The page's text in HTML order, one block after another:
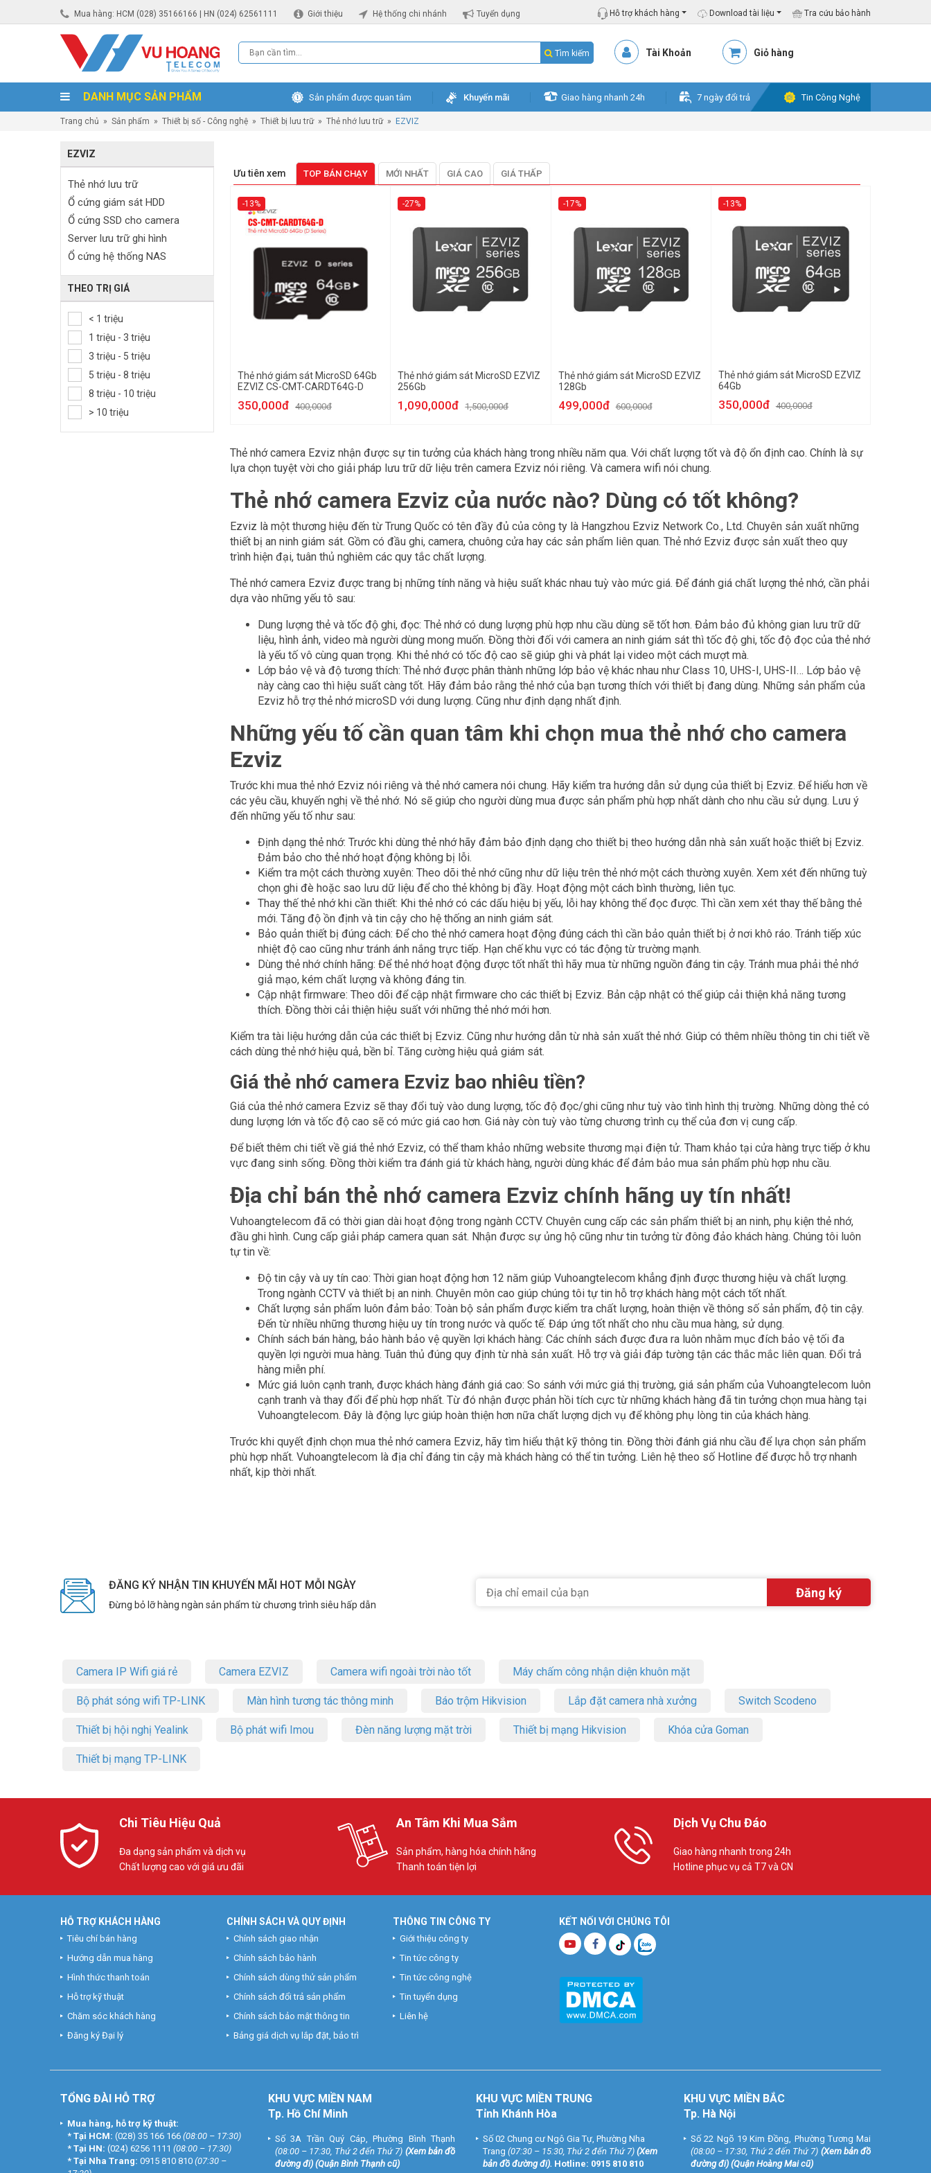
Mua hàng: HCM (028) 35166166 | HN (024) 62561111 Giới thiệu Hệ thống chi nhánh Tuyển dụng Hỗ trợ khách hàng Download tài liệu Tra cứu bảo hành
Tìm kiếm Tài Khoản Giỏ hàng
DANH MỤC SẢN PHẨM Sản phẩm được quan tâm Khuyến mãi Giao hàng nhanh 24h 7 ngày đổi trả Tin Công Nghệ
Trang chủ » Sản phẩm » Thiết bị số - Công nghệ » Thiết bị lưu trữ » Thẻ nhớ lưu trữ » EZVIZ
EZVIZ
Thẻ nhớ lưu trữ
Ổ cứng giám sát HDD
Ổ cứng SSD cho camera
Server lưu trữ ghi hình
Ổ cứng hệ thống NAS
THEO TRỊ GIÁ
< 1 triệu
1 triệu - 3 triệu
3 triệu - 5 triệu
5 triệu - 8 triệu
8 triệu - 10 triệu
> 10 triệu
Ưu tiên xem TOP BÁN CHẠY MỚI NHẤT GIÁ CAO GIÁ THẤP
-13%
Thẻ nhớ giám sát MicroSD 64Gb
EZVIZ CS-CMT-CARDT64G-D
350,000đ 400,000đ
-27%
Thẻ nhớ giám sát MicroSD EZVIZ
256Gb
1,090,000đ 1,500,000đ
-17%
Thẻ nhớ giám sát MicroSD EZVIZ
128Gb
499,000đ 600,000đ
-13%
Thẻ nhớ giám sát MicroSD EZVIZ
64Gb
350,000đ 400,000đ
Thẻ nhớ camera Ezviz nhận được sự tin tưởng của khách hàng trong nhiều năm qua. Với chất lượng tốt và độ ổn định cao. Chính là sự
lựa chọn tuyệt vời cho giải pháp lưu trữ dữ liệu trên camera Ezviz nói riêng. Và camera wifi nói chung.
Thẻ nhớ camera Ezviz của nước nào? Dùng có tốt không?
Ezviz là một thương hiệu đến từ Trung Quốc có tên đầy đủ của công ty là Hangzhou Ezviz Network Co., Ltd. Chuyên sản xuất những
thiết bị an ninh giám sát. Gồm có đầu ghi, camera, chuông cửa hay các sản phẩm liên quan. Thẻ nhớ Ezviz được sản xuất theo quy
trình hiện đại, tuân thủ nghiêm các quy tắc chất lượng.
Thẻ nhớ camera Ezviz được trang bị những tính năng và hiệu suất khác nhau tuỳ vào mức giá. Để đánh giá chất lượng thẻ nhớ, cần phải
dựa vào những yếu tô sau:
Dung lượng thẻ và tốc độ ghi, đọc: Thẻ nhớ có dung lượng phù hợp nhu cầu dùng sẽ tốt hơn. Đảm bảo đủ không gian lưu trữ dữ
liệu, hình ảnh, video mà người dùng mong muốn. Đồng thời đối với camera an ninh giám sát thì tốc độ ghi, tốc độ đọc của thẻ nhớ
là yếu tố vô cùng quan trọng. Khi thẻ nhớ có tốc độ cao sẽ giúp ghi và phát lại video một cách mượt mà.
Lớp bảo vệ và độ tương thích: Thẻ nhớ được phân thành những lớp bảo vệ khác nhau như Class 10, UHS-I, UHS-II… Lớp bảo vệ
này càng cao thì hiệu suất càng tốt. Hãy đảm bảo rằng thẻ nhớ của bạn tương thích với thiết bị đang dùng. Những sản phẩm của
Ezviz hỗ trợ thẻ nhớ microSD với dung lượng. Cũng như định dạng nhất định.
Những yếu tố cần quan tâm khi chọn mua thẻ nhớ cho camera
Ezviz
Trước khi mua thẻ nhớ Ezviz nói riêng và thẻ nhớ camera nói chung. Hãy kiểm tra hướng dẫn sử dụng của thiết bị Ezviz. Để hiểu hơn về
các yêu cầu, khuyến nghị về thẻ nhớ. Nó sẽ giúp cho người dùng mua được sản phẩm phù hợp nhất dành cho nhu cầu sử dụng. Lưu ý
đến những yếu tố như sau:
Định dạng thẻ nhớ: Trước khi dùng thẻ nhớ hãy đảm bảo định dạng cho thiết bị theo hướng dẫn nhà sản xuất hoặc thiết bị Ezviz.
Đảm bảo cho thẻ nhớ hoạt động không bị lỗi.
Kiểm tra một cách thường xuyên: Theo dõi thẻ nhớ cũng như dữ liệu trên thẻ nhớ một cách thường xuyên. Xem xét đến những tuỳ
chọn ghi đè hoặc sao lưu dữ liệu để cho thẻ không bị đầy. Hoạt động một cách bình thường, liên tục.
Thay thế thẻ nhớ khi cần thiết: Khi thẻ nhớ có các dấu hiệu bị yếu, lỗi hay không thể đọc được. Thì cần xem xét thay thế bằng thẻ
mới. Tăng độ ồn định và tin cậy cho hệ thống an ninh giám sát.
Bảo quản thiết bị đúng cách: Để cho thẻ nhớ camera hoạt động đúng cách thì cần bảo quản thiết bị ở nơi khô ráo. Tránh tiếp xúc
nhiệt độ cao cũng như tránh ánh nắng trực tiếp. Hạn chế khu vực có tác động từ trường mạnh.
Dùng thẻ nhớ chính hãng: Để thẻ nhớ hoạt động được tốt nhất thì hãy mua từ những nguồn đáng tin cậy. Tránh mua phải thẻ nhớ
giả mạo, kém chất lượng và không đáng tin.
Cập nhật firmware: Theo dõi để cập nhật firmware cho các thiết bị Ezviz. Bản cập nhật có thể giúp cải thiện khả năng tương
thích. Đồng thời cải thiện hiệu suất với những thẻ nhớ mới hơn.
Kiểm tra tài liệu hướng dẫn của các thiết bị Ezviz. Cũng như hướng dẫn từ nhà sản xuất thẻ nhớ. Giúp có thêm nhiều thông tin chi tiết về
cách dùng thẻ nhớ hiệu quả, bền bỉ. Tăng cường hiệu quả giám sát.
Giá thẻ nhớ camera Ezviz bao nhiêu tiền?
Giá của thẻ nhớ camera Ezviz sẽ thay đổi tuỳ vào dung lượng, tốc độ đọc/ghi cũng như tuỳ vào tình hình thị trường. Những dòng thẻ có
dung lượng lớn và tốc độ cao sẽ có mức giá cao hơn. Giá này còn tuỳ vào từng chương trình cụ thể của đơn vị cung cấp.
Để biết thêm chi tiết về giá thẻ nhớ Ezviz, có thể tham khảo những website thương mại điện tử. Tham khảo tại cửa hàng trực tiếp ở khu
vực đang sinh sống. Đồng thời kiểm tra đánh giá từ khách hàng, người dùng khác để đảm bảo mua sản phẩm phù hợp nhu cầu.
Địa chỉ bán thẻ nhớ camera Ezviz chính hãng uy tín nhất!
Vuhoangtelecom đã có thời gian dài hoạt động trong ngành CCTV. Chuyên cung cấp các sản phẩm thiết bị an ninh, phụ kiện thẻ nhớ,
đầu ghi hình. Cung cấp giải pháp camera quan sát. Nhận được sự ủng hộ cũng như tin tưởng từ đông đảo khách hàng. Chúng tôi luôn
tự tin về:
Độ tin cậy và uy tín cao: Thời gian hoạt động hơn 12 năm giúp Vuhoangtelecom khẳng định được thương hiệu và chất lượng.
Trong ngành CCTV và thiết bị an ninh. Chuyên môn cao giúp chúng tôi tự tin hỗ trợ khách hàng một cách tốt nhất.
Chất lượng sản phẩm luôn đảm bảo: Toàn bộ sản phẩm được kiểm tra chất lượng, hoàn thiện về thông số sản phẩm, độ tin cậy.
Đến từ nhiều những thương hiệu uy tín trong nước và quốc tế. Đáp ứng tốt nhất cho nhu cầu mua hàng, sử dụng.
Chính sách bán hàng, bảo hành bảo vệ quyền lợi khách hàng: Các chính sách được đưa ra luôn nhằm mục đích bảo vệ tối đa
quyền lợi người mua hàng. Tuân thủ đúng quy định từ nhà sản xuất. Hỗ trợ và giải đáp tường tận các thắc mắc liên quan. Đổi trả
hàng miễn phí.
Mức giá luôn cạnh tranh, được khách hàng đánh giá cao: So sánh với mức giá thị trường, giá sản phẩm của Vuhoangtelecom luôn
cạnh tranh và thay đổi để phù hợp nhất. Từ đó nhận được phản hồi tích cực từ những khách hàng đã tin tưởng chọn mua hàng tại
Vuhoangtelecom. Đây là động lực giúp hoàn thiện hơn nữa chất lượng dịch vụ để không phụ lòng tin của khách hàng.
Trước khi quyết định chọn mua thẻ nhớ camera Ezviz, hãy tìm hiểu thật kỹ thông tin. Đồng thời đánh giá nhu cầu để lựa chọn sản phẩm
phù hợp nhất. Vuhoangtelecom là địa chỉ đáng tin cậy mà khách hàng có thể tin tưởng. Liên hệ theo số Hotline để được hỗ trợ nhanh
nhất, kịp thời nhất.
ĐĂNG KÝ NHẬN TIN KHUYẾN MÃI HOT MỖI NGÀY
Đừng bỏ lỡ hàng ngàn sản phẩm từ chương trình siêu hấp dẫn
Camera IP Wifi giá rẻ Camera EZVIZ Camera wifi ngoài trời nào tốt Máy chấm công nhận diện khuôn mặt
Bộ phát sóng wifi TP-LINK Màn hình tương tác thông minh Báo trộm Hikvision Lắp đặt camera nhà xưởng Switch Scodeno
Thiết bị hội nghị Yealink Bộ phát wifi Imou Đèn năng lượng mặt trời Thiết bị mạng Hikvision Khóa cửa Goman
Thiết bị mạng TP-LINK
Chi Tiêu Hiệu Quả
Đa dạng sản phẩm và dịch vụ
Chất lượng cao với giá ưu đãi
An Tâm Khi Mua Sắm
Sản phẩm, hàng hóa chính hãng
Thanh toán tiện lợi
Dịch Vụ Chu Đáo
Giao hàng nhanh trong 24h
Hotline phục vụ cả T7 và CN
KẾT NỐI VỚI CHÚNG TÔI
HỖ TRỢ KHÁCH HÀNG
Tiêu chí bán hàng
Hướng dẫn mua hàng
Hình thức thanh toán
Hỗ trợ kỹ thuật
Chăm sóc khách hàng
Đăng ký Đại lý
CHÍNH SÁCH VÀ QUY ĐỊNH
Chính sách giao nhận
Chính sách bảo hành
Chính sách dùng thử sản phẩm
Chính sách đổi trả sản phẩm
Chính sách bảo mật thông tin
Bảng giá dịch vụ lắp đặt, bảo trì
THÔNG TIN CÔNG TY
Giới thiệu công ty
Tin tức công ty
Tin tức công nghệ
Tin tuyển dụng
Liên hệ
TỔNG ĐÀI HỖ TRỢ
Mua hàng, hỗ trợ kỹ thuật:
* Tại HCM: (028) 35 166 166 (08:00 – 17:30)
* Tại HN: (024) 6256 1111 (08:00 – 17:30)
* Tại Nha Trang: 0915 810 810 (07:30 –
KHU VỰC MIỀN NAM
Tp. Hồ Chí Minh
Số 3A Trần Quý Cáp, Phường Bình Thạnh
(08:00 – 17:30, Thứ 2 đến Thứ 7) (Xem bản đồ
đường đi) (Quận Bình Thạnh cũ)
KHU VỰC MIỀN TRUNG
Tỉnh Khánh Hòa
Số 02 Chung cư Ngô Gia Tự, Phường Nha
Trang (07:30 – 15:30, Thứ 2 đến Thứ 7) (Xem
bản đồ đường đi). Hotline: 0915 810 810
KHU VỰC MIỀN BẮC
Tp. Hà Nội
Số 22 Ngõ 19 Kim Đồng, Phường Tương Mai
(08:00 – 17:30, Thứ 2 đến Thứ 7) (Xem bản đồ
đường đi) (Quận Hoàng Mai cũ)